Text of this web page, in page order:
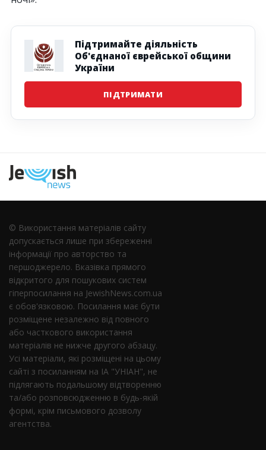
Підтримайте діяльність
Об'єднаної єврейської общини
України
ПІДТРИМАТИ
© Використання матеріалів сайту
допускається лише при збереженні
інформації про авторство та
першоджерело. Вказівка ​​прямого
відкритого для пошукових систем
гіперпосилання на JewishNews.com.ua
є обов'язковою. Посилання має бути
розміщене незалежно від повного
або часткового використання
матеріалів не нижче другого абзацу.
Усі матеріали, які розміщені на цьому
сайті з посиланням на ІА "УНІАН", не
підлягають подальшому відтворенню
та/або розповсюдженню в будь-якій
формі, крім письмового дозволу
агентства.